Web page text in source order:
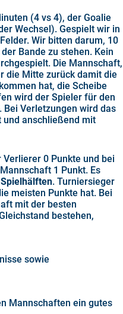
(4 vs 4), der Goalie
Wechsel). Gespielt wir in
Wir bitten darum, 10
Bande zu stehen. Kein
Die Mannschaft,
die Mitte zurück damit die
hat, die Scheibe
wird der Spieler für den
Bei Verletzungen wird das
und anschließend mit
0 Punkte und bei
1 Punkt. Es
. Turniersieger
meisten Punkte hat. Bei
mit der besten
bestehen,
sowie
Mannschaften ein gutes